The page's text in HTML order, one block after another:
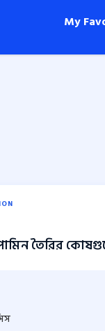
My
তৈরির